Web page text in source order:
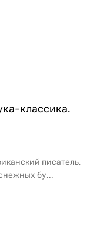
классика.
писатель,
бу...